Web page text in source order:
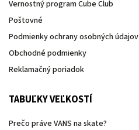
Vernostný program Cube Club
Poštovné
Podmienky ochrany osobných údajov
Obchodné podmienky
Reklamačný poriadok
TABUĽKY VEĽKOSTÍ
Prečo práve VANS na skate?